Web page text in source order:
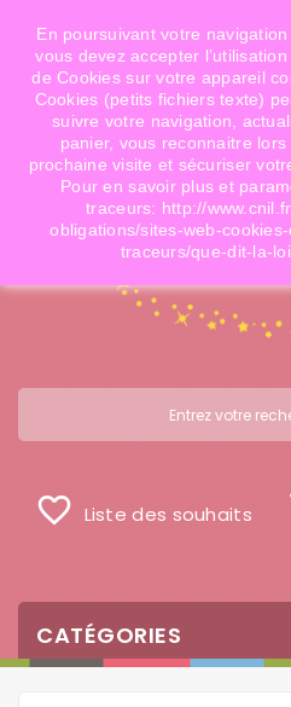
Téléphone: 06 09 14 02 79
Mon compte
favorite_border Liste des souhaits
CATÉGORIES
En poursuivant votre navigation
vous devez accepter
de Cookies sur votre appareil
Cookies (petits fichiers texte)
suivre votre navigation,
panier, vous reconnaitre lors
prochaine visite et sécuriser
Pour en savoir plus et
traceurs: http://
obligations/sites-web-
traceurs/que-dit-la-